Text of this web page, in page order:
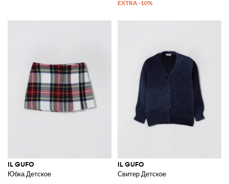
IL GUFO
Юбка Детское
IL GUFO
Свитер Детское